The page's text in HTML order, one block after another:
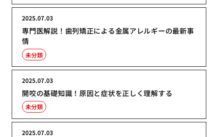
専門医解説！歯列矯正による金属アレルギーの最新事
情
2025.07.03
未分類
開咬の基礎知識！原因と症状を正しく理解する
2025.07.03
未分類
2025.07.03